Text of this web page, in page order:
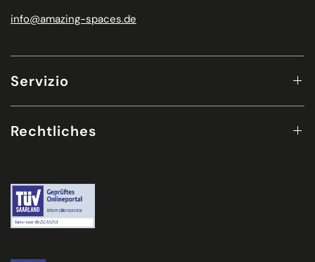
info@amazing-spaces.de
Servizio
Rechtliches